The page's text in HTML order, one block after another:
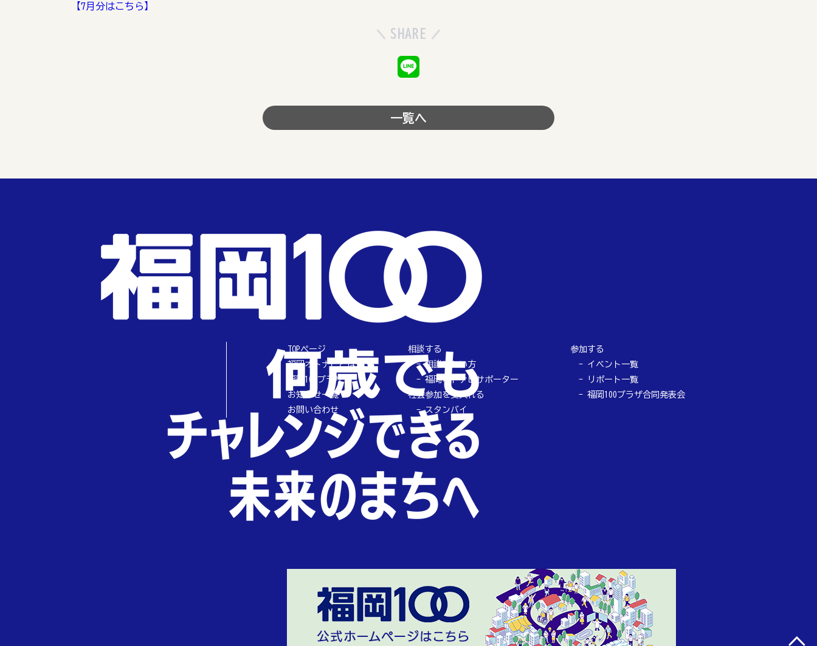
【7月分はこちら】
SHARE
一覧へ
TOPページ
福岡オトナビとは
福岡100プラザ
お知らせ一覧
お問い合わせ
相談する
相談したい方
福岡オトナビサポーター
社会参加を受入れる
スタンバイ
参加する
イベント一覧
リポート一覧
福岡100プラザ合同発表会